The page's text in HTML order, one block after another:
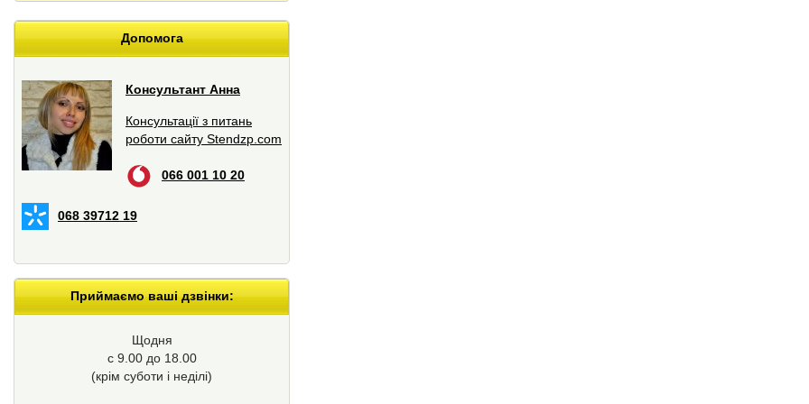
Допомога
Консультант Анна
Консультації з питань
роботи сайту Stendzp.com
066 001 10 20
068 39712 19
Приймаємо ваші дзвінки:
Щодня
с 9.00 до 18.00
(крім суботи і неділі)